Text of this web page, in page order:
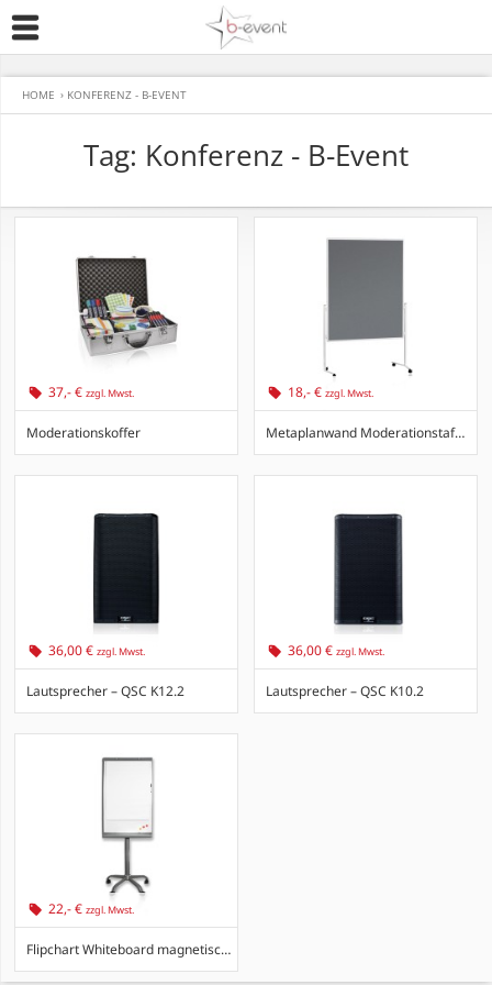
Tag: Konferenz - B-Event
HOME › KONFERENZ - B-EVENT
Moderationskoffer
37,- €zzgl. Mwst.
Metaplanwand Moderationstafel Filz grau
18,- € zzgl. Mwst.
Lautsprecher – QSC K12.2
36,00 €zzgl. Mwst.
Lautsprecher – QSC K10.2
36,00 € zzgl. Mwst.
Flipchart Whiteboard magnetisch und h...
22,- €zzgl. Mwst.